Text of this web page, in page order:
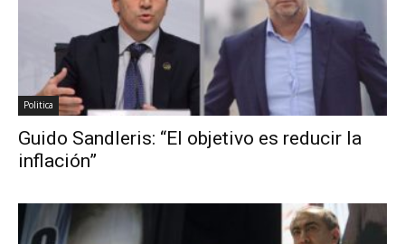
Politica
Guido Sandleris: “El objetivo es reducir la
inflación”